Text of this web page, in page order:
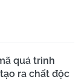
quá trình
ra chất độc